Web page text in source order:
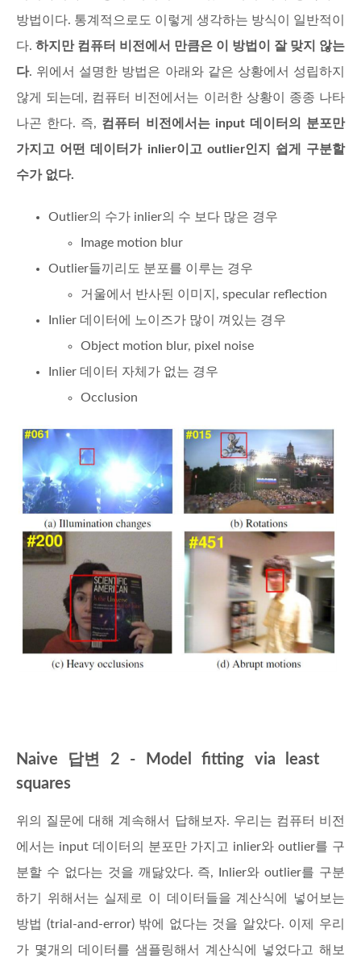
방법이다. 통계적으로도 이렇게 생각하는 방식이 일반적이
다. 하지만 컴퓨터 비전에서 만큼은 이 방법이 잘 맞지 않는
다. 위에서 설명한 방법은 아래와 같은 상황에서 성립하지
않게 되는데, 컴퓨터 비전에서는 이러한 상황이 종종 나타
나곤 한다. 즉, 컴퓨터 비전에서는 input 데이터의 분포만
가지고 어떤 데이터가 inlier이고 outlier인지 쉽게 구분할
수가 없다.
Outlier의 수가 inlier의 수 보다 많은 경우
Image motion blur
Outlier들끼리도 분포를 이루는 경우
거울에서 반사된 이미지, specular reflection
Inlier 데이터에 노이즈가 많이 껴있는 경우
Object motion blur, pixel noise
Inlier 데이터 자체가 없는 경우
Occlusion
Naive 답변 2 - Model fitting via least
squares
위의 질문에 대해 계속해서 답해보자. 우리는 컴퓨터 비전
에서는 input 데이터의 분포만 가지고 inlier와 outlier를 구
분할 수 없다는 것을 깨닳았다. 즉, Inlier와 outlier를 구분
하기 위해서는 실제로 이 데이터들을 계산식에 넣어보는
방법 (trial-and-error) 밖에 없다는 것을 알았다. 이제 우리
가 몇개의 데이터를 샘플링해서 계산식에 넣었다고 해보